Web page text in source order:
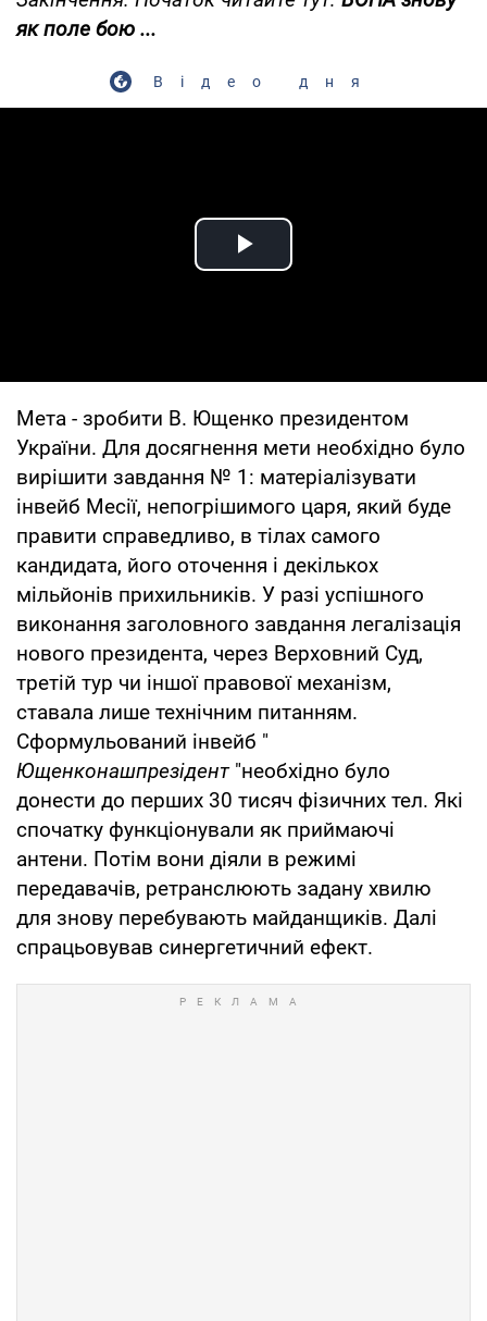
як поле бою ...
Відео дня
Play Video
Мета - зробити В. Ющенко президентом
України. Для досягнення мети необхідно було
вирішити завдання № 1: матеріалізувати
інвейб Месії, непогрішимого царя, який буде
правити справедливо, в тілах самого
кандидата, його оточення і декількох
мільйонів прихильників. У разі успішного
виконання заголовного завдання легалізація
нового президента, через Верховний Суд,
третій тур чи іншої правової механізм,
ставала лише технічним питанням.
Сформульований інвейб "
Ющенконашпрезідент"необхідно було
донести до перших 30 тисяч фізичних тел. Які
спочатку функціонували як приймаючі
антени. Потім вони діяли в режимі
передавачів, ретранслюють задану хвилю
для знову перебувають майданщиків. Далі
спрацьовував синергетичний ефект.